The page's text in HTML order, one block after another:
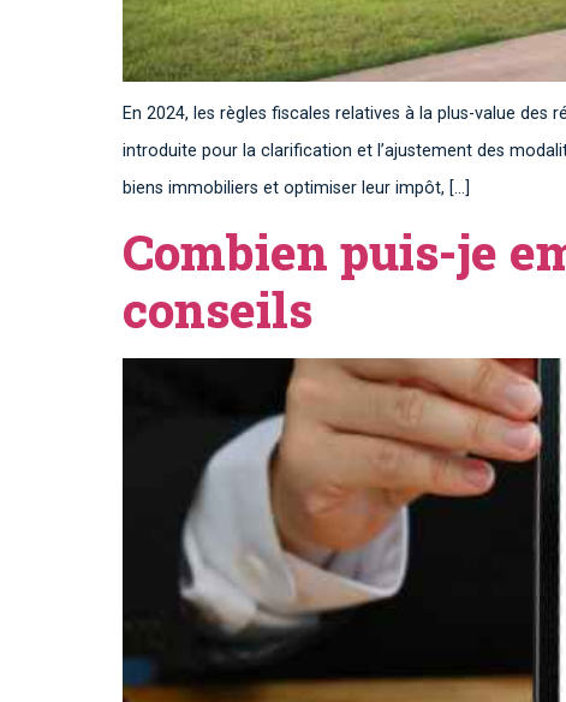
En 2024, les règles fiscales relatives à la plus-value
introduite pour la clarification et l’ajustement des
biens immobiliers et optimiser leur impôt, […]
Combien puis-je
conseils